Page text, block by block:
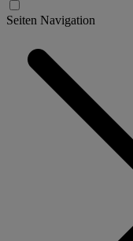
Seiten Navigation